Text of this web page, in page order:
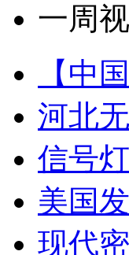
一周
【中
河北
信号
美国
现代